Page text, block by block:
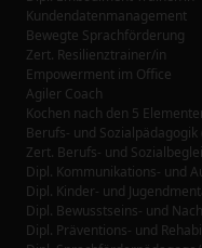
Kundendatenmanagement
Bewegte Sprachförderung
Zert. Resilienztrainer/in
Empowerment im Office
Agiler Coach
Kochen nach den 5
Berufs- und
Dipl. Kommunikations- und
Dipl. Kinder- und
Dipl. Bewusstseins- und
Dipl. Präventions- und